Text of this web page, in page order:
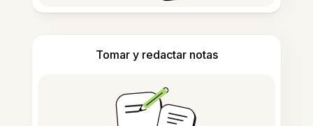
Tomar y redactar notas